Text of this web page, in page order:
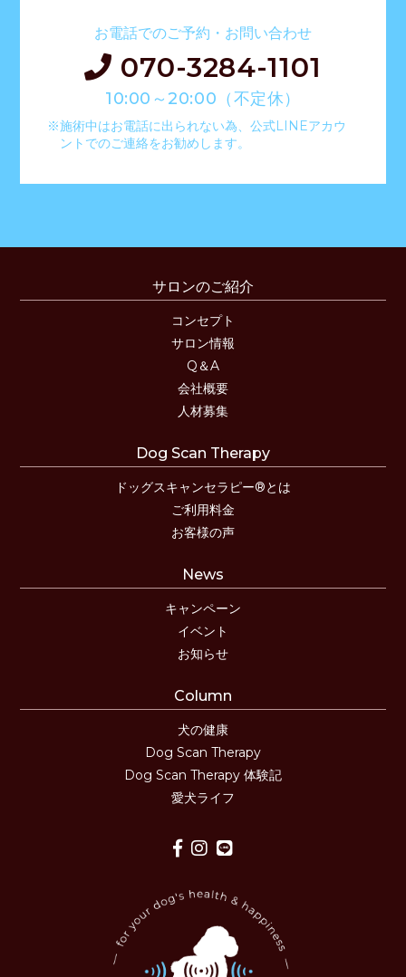
お電話でのご予約・お問い合わせ
070-3284-1101
10:00～20:00（不定休）
※施術中はお電話に出られない為、公式LINEアカウ
ントでのご連絡をお勧めします。
サロンのご紹介
コンセプト
サロン情報
Q＆A
会社概要
人材募集
Dog Scan Therapy
ドッグスキャンセラピー®とは
ご利用料金
お客様の声
News
キャンペーン
イベント
お知らせ
Column
犬の健康
Dog Scan Therapy
Dog Scan Therapy 体験記
愛犬ライフ